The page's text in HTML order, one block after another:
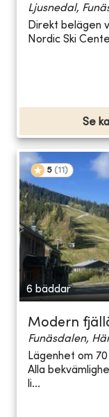
Ljusnedal,
Direkt belägen
Nordic Ski
Se
5 (11 )
6 bäddar
Modern
Funäsdalen,
Lägenhet om
Alla
li...